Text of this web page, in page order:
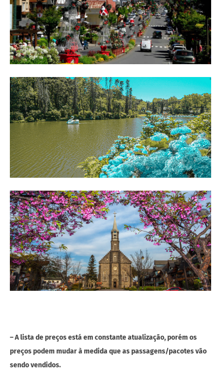
– A lista de preços está em constante atualização, porém os
preços podem mudar à medida que as passagens/pacotes vão
sendo vendidos.